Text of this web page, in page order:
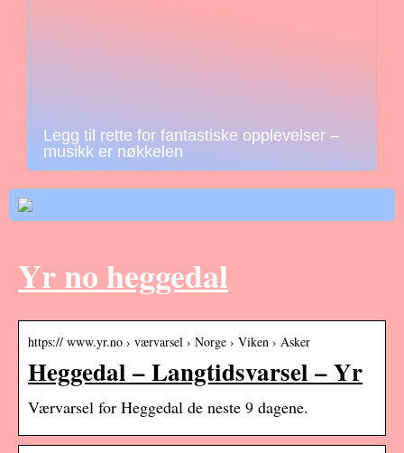
Legg til rette for fantastiske opplevelser –
musikk er nøkkelen
Yr no heggedal
https:// www.yr.no › værvarsel › Norge › Viken › Asker
Heggedal – Langtidsvarsel – Yr
Værvarsel for Heggedal de neste 9 dagene.